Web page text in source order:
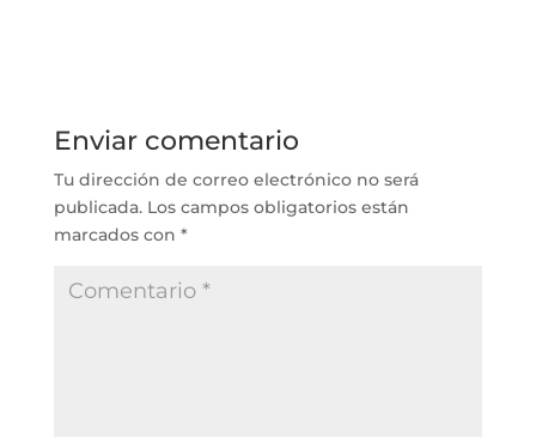
Enviar comentario
Tu dirección de correo electrónico no será
publicada. Los campos obligatorios están
marcados con *